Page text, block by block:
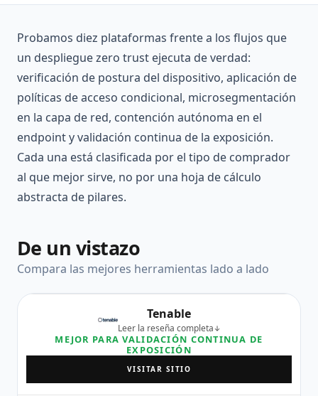
Probamos diez plataformas frente a los flujos que
un despliegue zero trust ejecuta de verdad:
verificación de postura del dispositivo, aplicación de
políticas de acceso condicional, microsegmentación
en la capa de red, contención autónoma en el
endpoint y validación continua de la exposición.
Cada una está clasificada por el tipo de comprador
al que mejor sirve, no por una hoja de cálculo
abstracta de pilares.
De un vistazo
Compara las mejores herramientas lado a lado
Tenable
Leer la reseña completa
MEJOR PARA VALIDACIÓN CONTINUA DE
EXPOSICIÓN
VISITAR SITIO